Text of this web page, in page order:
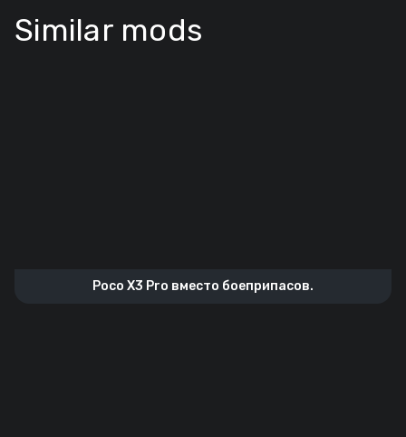
Similar mods
Poco X3 Prо вместо боеприпасов.